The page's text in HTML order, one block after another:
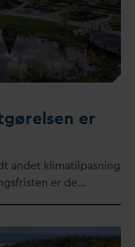
er
andet klimatilpasning
er de…